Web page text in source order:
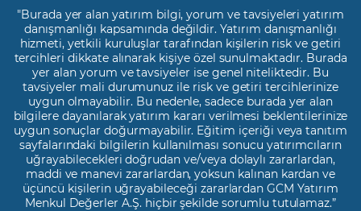
"Burada yer alan yatırım bilgi, yorum ve tavsiyeleri yatırım
danışmanlığı kapsamında değildir. Yatırım danışmanlığı
hizmeti, yetkili kuruluşlar tarafından kişilerin risk ve getiri
tercihleri dikkate alınarak kişiye özel sunulmaktadır. Burada
yer alan yorum ve tavsiyeler ise genel niteliktedir. Bu
tavsiyeler mali durumunuz ile risk ve getiri tercihlerinize
uygun olmayabilir. Bu nedenle, sadece burada yer alan
bilgilere dayanılarak yatırım kararı verilmesi beklentilerinize
uygun sonuçlar doğurmayabilir. Eğitim içeriği veya tanıtım
sayfalarındaki bilgilerin kullanılması sonucu yatırımcıların
uğrayabilecekleri doğrudan ve/veya dolaylı zararlardan,
maddi ve manevi zararlardan, yoksun kalınan kardan ve
üçüncü kişilerin uğrayabileceği zararlardan GCM Yatırım
Menkul Değerler A.Ş. hiçbir şekilde sorumlu tutulamaz.”